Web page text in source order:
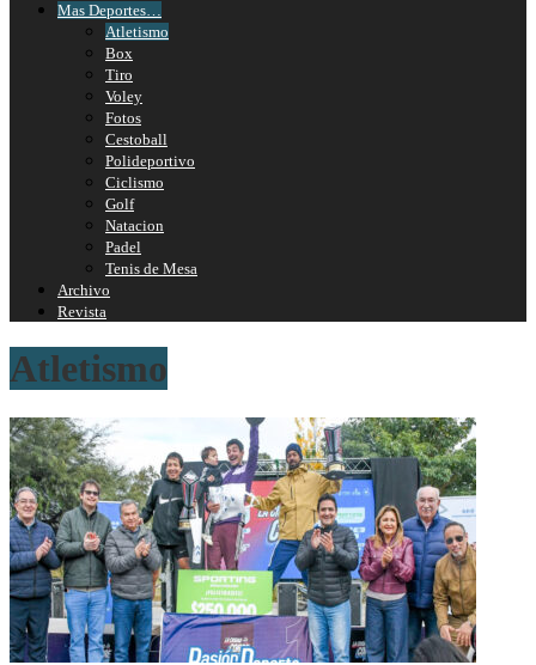
Mas Deportes…
Atletismo
Box
Tiro
Voley
Fotos
Cestoball
Polideportivo
Ciclismo
Golf
Natacion
Padel
Tenis de Mesa
Archivo
Revista
Atletismo